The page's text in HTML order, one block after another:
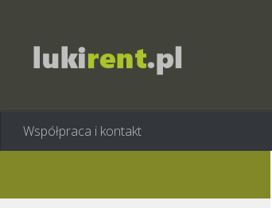
Współpraca i kontakt